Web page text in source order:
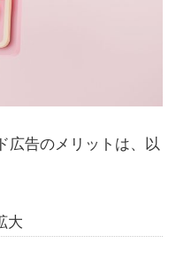
広告のメリットは、以
大